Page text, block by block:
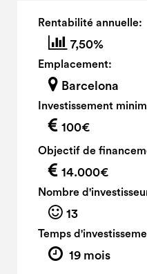
Rentabilité annuelle:
7,50%
Emplacement:
Barcelona
Investissement
100€
Objectif de
14.000€
Nombre
13
Temps
19 mois